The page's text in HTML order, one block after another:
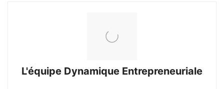
L'équipe Dynamique Entrepreneuriale